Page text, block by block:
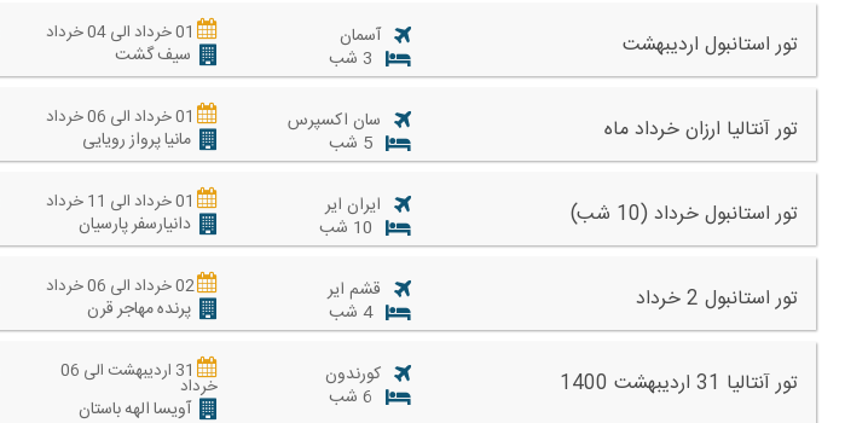
تور استانبول اردیبهشت آسمان 01 خرداد الی 04 خرداد
سیف گشت
تور آنتالیا ارزان خرداد ماه سان اکسپرس 01 خرداد الی 06 خرداد
مانیا پرواز رویایی
تور استانبول خرداد (10 شب) ایران ایر 01 خرداد الی 11 خرداد
دانیارسفر پارسیان
تور استانبول 2 خرداد قشم ایر
4 شب
02 خرداد الی 06 خرداد
پرنده مهاجر قرن
تور آنتالیا 31 اردیبهشت 1400 کورندون 31 اردیبهشت الی 06
خرداد
آویسا الهه باستان